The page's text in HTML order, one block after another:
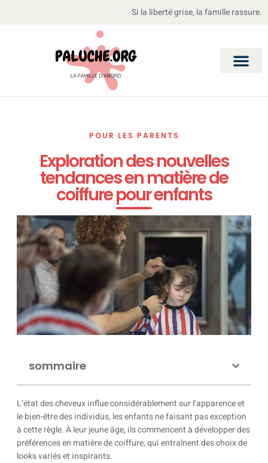
Si la liberté grise, la famille rassure.
POUR LES PARENTS
Exploration des nouvelles
tendances en matière de
coiffure pour enfants
sommaire
L’état des cheveux influe considérablement sur l’apparence et
le bien-être des individus, les enfants ne faisant pas exception
à cette règle. À leur jeune âge, ils commencent à développer des
préférences en matière de coiffure, qui entraînent des choix de
looks variés et inspirants.